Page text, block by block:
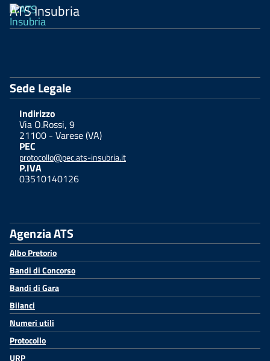
ATS Insubria
Sede Legale
Indirizzo
Via O.Rossi, 9
21100 - Varese (VA)
PEC
protocollo@pec.ats-insubria.it
P.IVA
03510140126
Agenzia ATS
Albo Pretorio
Bandi di Concorso
Bandi di Gara
Bilanci
Numeri utili
Protocollo
URP